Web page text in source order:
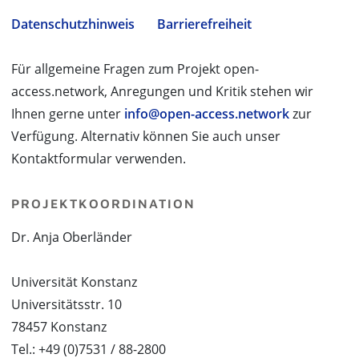
Datenschutzhinweis
Barrierefreiheit
Für allgemeine Fragen zum Projekt open-
access.network, Anregungen und Kritik stehen wir
Ihnen gerne unter info@open-access.networkzur
Verfügung. Alternativ können Sie auch unser
Kontaktformular verwenden.
PROJEKTKOORDINATION
Dr. Anja Oberländer
Universität Konstanz
Universitätsstr. 10
78457 Konstanz
Tel.: +49 (0)7531 / 88-2800